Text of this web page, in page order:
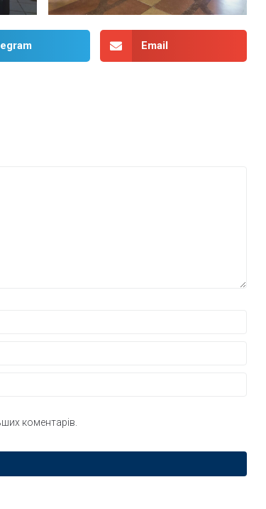
Email
коментарів.